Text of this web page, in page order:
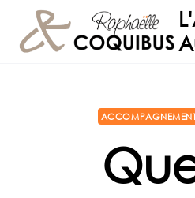
contenu